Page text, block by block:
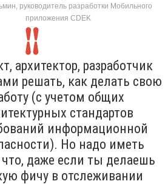
руководитель разработки Мобильного
приложения CDEK
архитектор, разработчик
решать, как делать свою
(с учетом общих
стандартов
информационной
Но надо иметь
что, даже если ты делаешь
фичу в отслеживании